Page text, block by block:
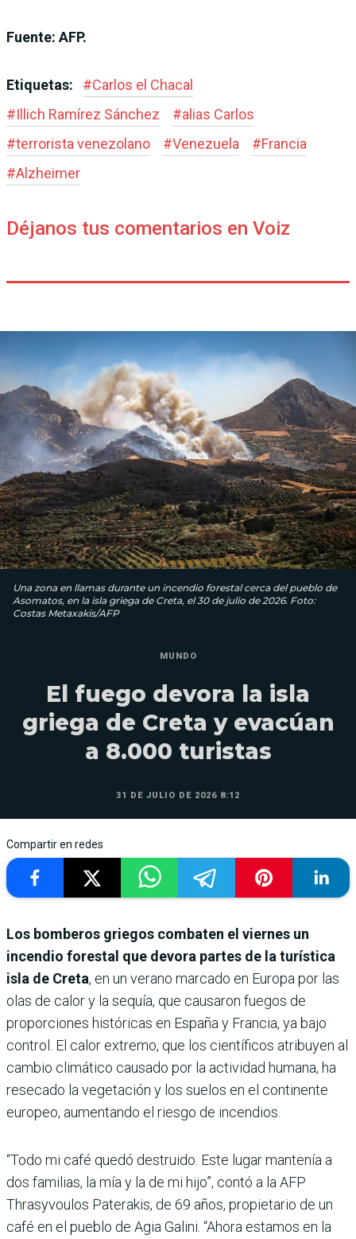
Fuente: AFP.
Etiquetas: #Carlos el Chacal
#Illich Ramírez Sánchez #alias Carlos
#terrorista venezolano #Venezuela #Francia
#Alzheimer
Déjanos tus comentarios en Voiz
Una zona en llamas durante un incendio forestal cerca del pueblo de
Asomatos, en la isla griega de Creta, el 30 de julio de 2026. Foto:
Costas Metaxakis/AFP
MUNDO
El fuego devora la isla
griega de Creta y evacúan
a 8.000 turistas
31 DE JULIO DE 2026 8:12
Compartir en redes
Los bomberos griegos combaten el viernes un
incendio forestal que devora partes de la turística
isla de Creta, en un verano marcado en Europa por las
olas de calor y la sequía, que causaron fuegos de
proporciones históricas en España y Francia, ya bajo
control. El calor extremo, que los científicos atribuyen al
cambio climático causado por la actividad humana, ha
resecado la vegetación y los suelos en el continente
europeo, aumentando el riesgo de incendios.
“Todo mi café quedó destruido. Este lugar mantenía a
dos familias, la mía y la de mi hijo”, contó a la AFP
Thrasyvoulos Paterakis, de 69 años, propietario de un
café en el pueblo de Agia Galini. “Ahora estamos en la